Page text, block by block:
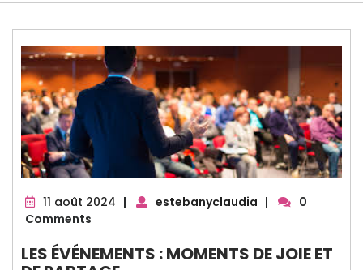
11 août 2024 11| estebanyclaudia |
0
Comments
LES ÉVÉNEMENTS : MOMENTS DE JOIE ET